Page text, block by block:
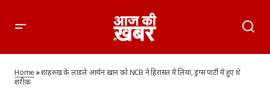
हुए थे शरीक
Home»शाहरुख़ के लाडले आर्यन खान को NCB ने हिरासत में लिया, ड्रग्स पार्टी में हुए थे
शरीक